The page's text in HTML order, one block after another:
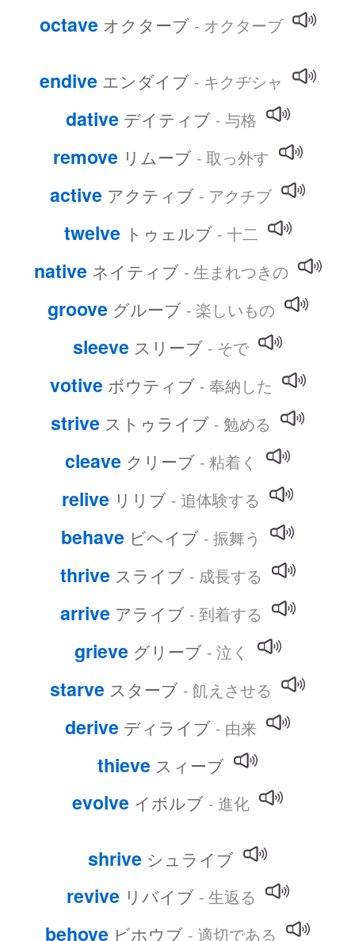
octave オクターブ - オクターブ
endive エンダイブ - キクヂシャ
dative デイティブ - 与格
remove リムーブ - 取っ外す
active アクティブ - アクチブ
twelve トゥェルブ - 十二
native ネイティブ - 生まれつきの
groove グルーブ - 楽しいもの
sleeve スリーブ - そで
votive ボウティブ - 奉納した
strive ストゥライブ - 勉める
cleave クリーブ - 粘着く
relive リリブ - 追体験する
behave ビヘイブ - 振舞う
thrive スライブ - 成長する
arrive アライブ - 到着する
grieve グリーブ - 泣く
starve スターブ - 飢えさせる
derive ディライブ - 由来
thieve スィーブ
evolve イボルブ - 進化
shrive シュライブ
revive リバイブ - 生返る
behove ビホウブ - 適切である